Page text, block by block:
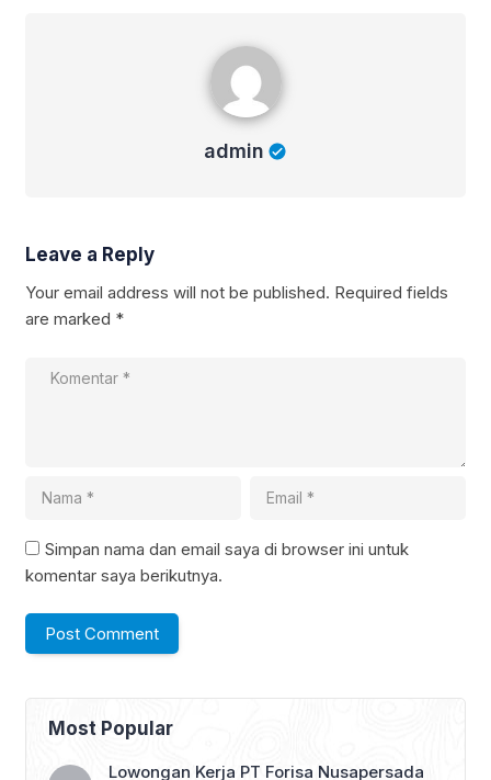
admin
Leave a Reply
Your email address will not be published. Required fields
are marked *
Simpan nama dan email saya di browser ini untuk
komentar saya berikutnya.
Most Popular
Lowongan Kerja PT Forisa Nusapersada